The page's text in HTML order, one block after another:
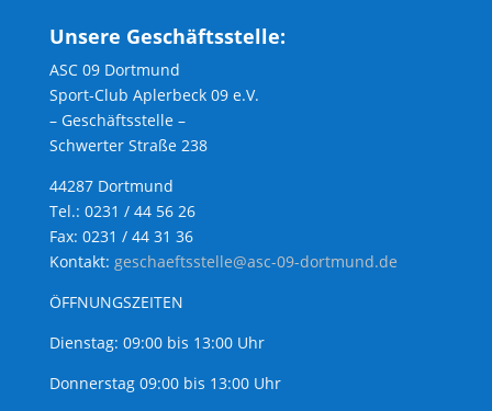
Unsere Geschäftsstelle:
ASC 09 Dortmund
Sport-Club Aplerbeck 09 e.V.
– Geschäftsstelle –
Schwerter Straße 238
44287 Dortmund
Tel.: 0231 / 44 56 26
Fax: 0231 / 44 31 36
Kontakt: geschaeftsstelle@asc-09-dortmund.de
ÖFFNUNGSZEITEN
Dienstag: 09:00 bis 13:00 Uhr
Donnerstag 09:00 bis 13:00 Uhr